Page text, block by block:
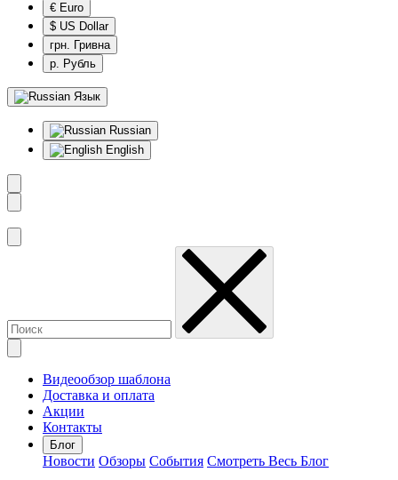
€ Euro
$ US Dollar
грн. Гривна
р. Рубль
Язык
Russian
English
Видеообзор шаблона
Доставка и оплата
Акции
Контакты
Блог
Новости Обзоры События Смотреть Весь Блог